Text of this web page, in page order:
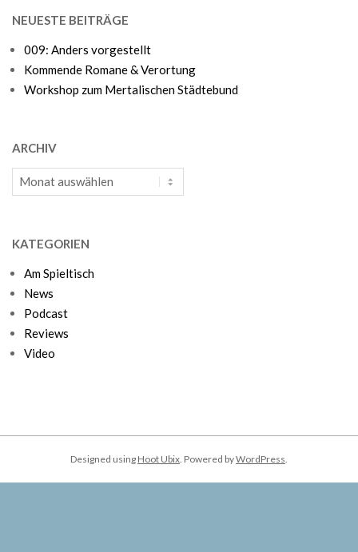
NEUESTE BEITRÄGE
009: Anders vorgestellt
Kommende Romane & Verortung
Workshop zum Mertalischen Städtebund
ARCHIV
Archiv
KATEGORIEN
Am Spieltisch
News
Podcast
Reviews
Video
Designed using Hoot Ubix. Powered byWordPress.